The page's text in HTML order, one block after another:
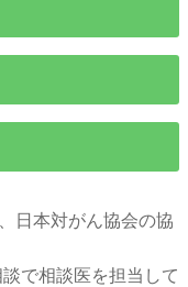
日本対がん協会の協
で相談医を担当して